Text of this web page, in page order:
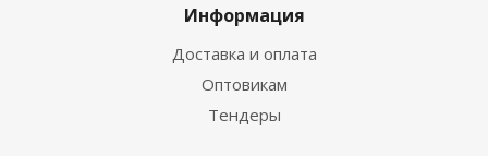
Информация
Доставка и оплата
Оптовикам
Тендеры